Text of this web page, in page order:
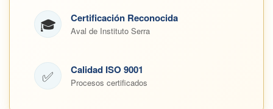
🎓 Certificación Reconocida
Aval de Instituto Serra
✅ Calidad ISO 9001
Procesos certificados